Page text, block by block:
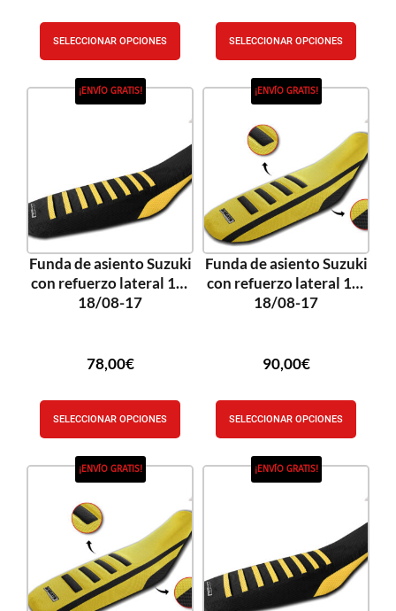
SELECCIONAR OPCIONES SELECCIONAR OPCIONES
¡ENVÍO GRATIS!
Funda de asiento Suzuki
con refuerzo lateral 10-
18/08-17
78,00€
SELECCIONAR OPCIONES
¡ENVÍO GRATIS!
Funda de asiento Suzuki
con refuerzo lateral 10-
18/08-17
90,00€
SELECCIONAR OPCIONES
¡ENVÍO GRATIS! ¡ENVÍO GRATIS!